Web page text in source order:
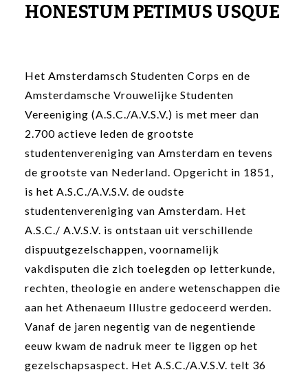
HONESTUM PETIMUS USQUE
Het Amsterdamsch Studenten Corps en de
Amsterdamsche Vrouwelijke Studenten
Vereeniging (A.S.C./A.V.S.V.) is met meer dan
2.700 actieve leden de grootste
studentenvereniging van Amsterdam en tevens
de grootste van Nederland. Opgericht in 1851,
is het A.S.C./A.V.S.V. de oudste
studentenvereniging van Amsterdam. Het
A.S.C./ A.V.S.V. is ontstaan uit verschillende
dispuutgezelschappen, voornamelijk
vakdisputen die zich toelegden op letterkunde,
rechten, theologie en andere wetenschappen die
aan het Athenaeum Illustre gedoceerd werden.
Vanaf de jaren negentig van de negentiende
eeuw kwam de nadruk meer te liggen op het
gezelschapsaspect. Het A.S.C./A.V.S.V. telt 36